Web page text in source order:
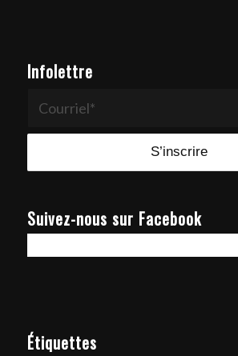
Infolettre
Suivez-nous sur Facebook
Étiquettes